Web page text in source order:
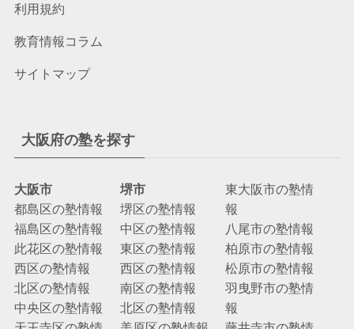
利用規約
教育情報コラム
サイトマップ
大阪府の塾を探す
大阪市
都島区の塾情報
福島区の塾情報
此花区の塾情報
西区の塾情報
北区の塾情報
中央区の塾情報
堺市
堺区の塾情報
中区の塾情報
東区の塾情報
西区の塾情報
南区の塾情報
北区の塾情報
東大阪市の塾情
報
八尾市の塾情報
柏原市の塾情報
松原市の塾情報
羽曳野市の塾情
報